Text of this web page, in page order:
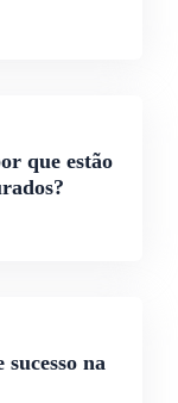
que estão
na